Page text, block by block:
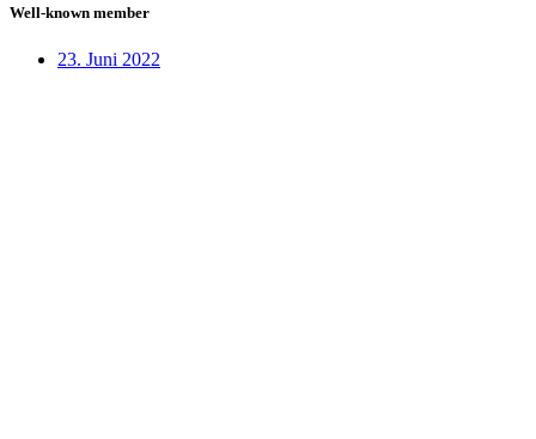
Well-known member
23. Juni 2022